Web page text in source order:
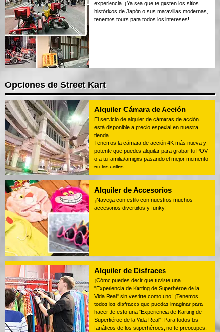
experiencia. ¡Ya sea que te gusten los sitios
históricos de Japón o sus maravillas modernas,
tenemos tours para todos los intereses!
Opciones de Street Kart
Alquiler Cámara de Acción
El servicio de alquiler de cámaras de acción
está disponible a precio especial en nuestra
tienda.
Tenemos la cámara de acción 4K más nueva y
potente que puedes alquilar para grabar tu POV
o a tu familia/amigos pasando el mejor momento
en las calles.
Alquiler de Accesorios
¡Navega con estilo con nuestros muchos
accesorios divertidos y funky!
Alquiler de Disfraces
¡Cómo puedes decir que tuviste una
"Experiencia de Karting de Superhéroe de la
Vida Real" sin vestirte como uno! ¡Tenemos
todos los disfraces que puedas imaginar para
hacer de esto una "Experiencia de Karting de
Superhéroe de la Vida Real"! Para todos los
fanáticos de los superhéroes, no te preocupes,